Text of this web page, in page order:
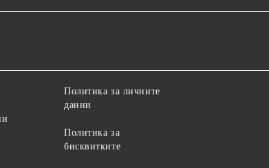
Политика за личните
данни
Политика за
бисквитките